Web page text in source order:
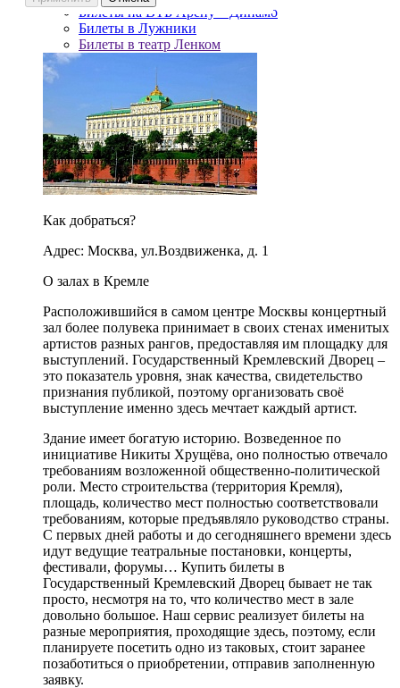
Билеты на ВТБ Арену – Динамо
Билеты в Лужники
Билеты в театр Ленком
Как добраться?
Адрес: Москва, ул.Воздвиженка, д. 1
О залах в Кремле
Расположившийся в самом центре Москвы концертный
зал более полувека принимает в своих стенах именитых
артистов разных рангов, предоставляя им площадку для
выступлений. Государственный Кремлевский Дворец –
это показатель уровня, знак качества, свидетельство
признания публикой, поэтому организовать своё
выступление именно здесь мечтает каждый артист.
Здание имеет богатую историю. Возведенное по
инициативе Никиты Хрущёва, оно полностью отвечало
требованиям возложенной общественно-политической
роли. Место строительства (территория Кремля),
площадь, количество мест полностью соответствовали
требованиям, которые предъявляло руководство страны.
С первых дней работы и до сегодняшнего времени здесь
идут ведущие театральные постановки, концерты,
фестивали, форумы… Купить билеты в
Государственный Кремлевский Дворец бывает не так
просто, несмотря на то, что количество мест в зале
довольно большое. Наш сервис реализует билеты на
разные мероприятия, проходящие здесь, поэтому, если
планируете посетить одно из таковых, стоит заранее
позаботиться о приобретении, отправив заполненную
заявку.